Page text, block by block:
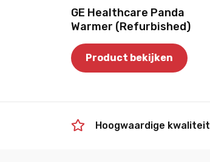
GE Healthcare Panda
Warmer (Refurbished)
Product bekijken
Hoogwaardige kwaliteit